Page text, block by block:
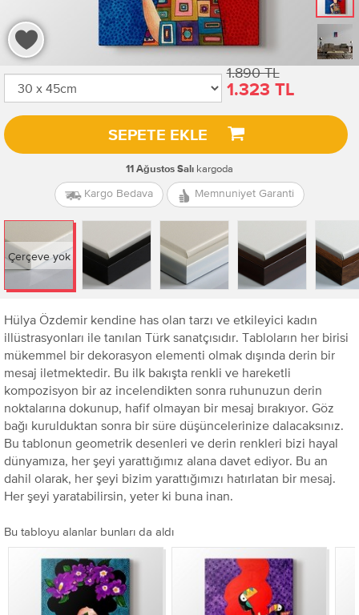
1.890 TL
1.323 TL
SEPETE EKLE
11 Ağustos Salı kargoda
Kargo Bedava Memnuniyet Garanti
Çerçeve yok
Hülya Özdemir kendine has olan tarzı ve etkileyici kadın
illüstrasyonları ile tanılan Türk sanatçısıdır. Tabloların her birisi
mükemmel bir dekorasyon elementi olmak dışında derin bir
mesaj iletmektedir. Bu ilk bakışta renkli ve hareketli
kompozisyon bir az incelendikten sonra ruhunuzun derin
noktalarına dokunup, hafif olmayan bir mesaj bırakıyor. Göz
bağı kurulduktan sonra bir süre düşüncelerinize dalacaksınız.
Bu tablonun geometrik desenleri ve derin renkleri bizi hayal
dünyamıza, her şeyi yarattığımız alana davet ediyor. Bu an
dahil olarak, her şeyi bizim yarattığımızı hatırlatan bir mesaj.
Her şeyi yaratabilirsin, yeter ki buna inan.
Bu tabloyu alanlar bunları da aldı